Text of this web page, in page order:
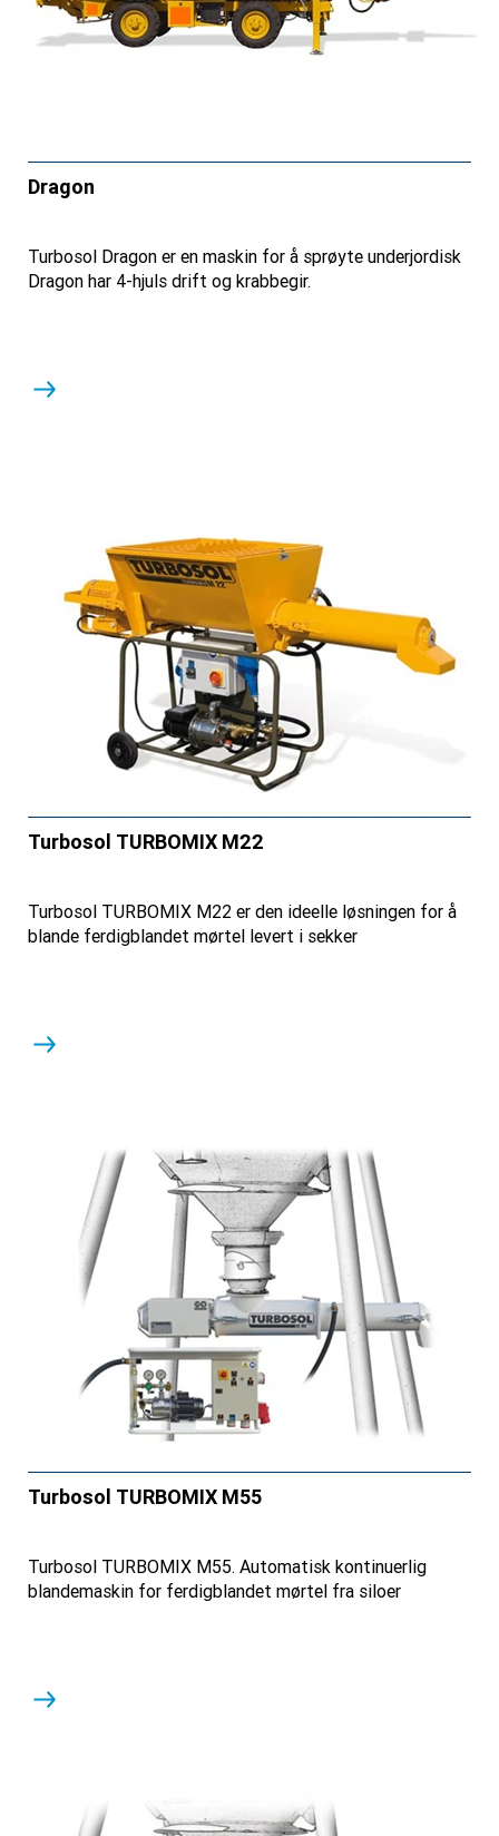
Dragon
Turbosol Dragon er en maskin for å sprøyte underjordisk
Dragon har 4-hjuls drift og krabbegir.
Turbosol TURBOMIX M22
Turbosol TURBOMIX M22 er den ideelle løsningen for å
blande ferdigblandet mørtel levert i sekker
Turbosol TURBOMIX M55
Turbosol TURBOMIX M55. Automatisk kontinuerlig
blandemaskin for ferdigblandet mørtel fra siloer